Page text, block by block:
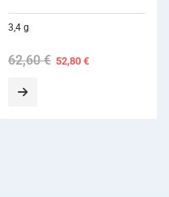
3,4 g
62,60€ Original
price
52,80€Current
price